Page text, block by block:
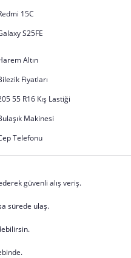
15C
S25FE
Altın
Fiyatları
55 R16 Kış Lastiği
Makinesi
Telefonu
güvenli alış veriş.
sürede ulaş.